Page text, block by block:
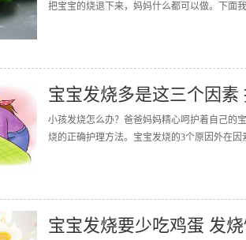
把宝宝的烧退下来，妈妈什么都可以做。下面
宝宝发烧多是这三个因素
小孩发烧怎么办？爸爸妈妈精心呵护着自己的
烧的正确护理方法。宝宝发烧的3个原因外在
宝宝发烧要少吃鸡蛋 发